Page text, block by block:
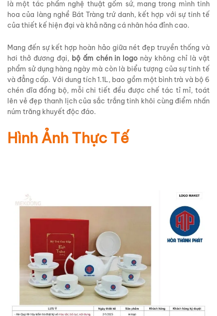
là một tác phẩm nghệ thuật gốm sứ, mang trong mình tinh
hoa của làng nghề Bát Tràng trứ danh, kết hợp với sự tinh tế
của thiết kế hiện đại và khả năng cá nhân hóa đỉnh cao.
Mang đến sự kết hợp hoàn hảo giữa nét đẹp truyền thống và
hơi thở đương đại, bộ ấm chén in logo này không chỉ là vật
phẩm sử dụng hàng ngày mà còn là biểu tượng của sự tinh tế
và đẳng cấp. Với dung tích 1.1L, bao gồm một bình trà và bộ 6
chén dĩa đồng bộ, mỗi chi tiết đều được chế tác tỉ mỉ, toát
lên vẻ đẹp thanh lịch của sắc trắng tinh khôi cùng điểm nhấn
núm trăng khuyết độc đáo.
Hình Ảnh Thực Tế